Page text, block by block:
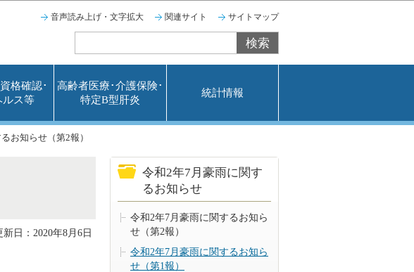
音声読み上げ・文字拡大 関連サイト サイトマップ
格確認･
ルス等
高齢者医療･介護保険･
特定B型肝炎
統計情報
お知らせ（第2報）
新日：2020年8月6日
令和2年7月豪雨に関す
るお知らせ
令和2年7月豪雨に関するお知ら
せ（第2報）
令和2年7月豪雨に関するお知ら
せ（第1報）